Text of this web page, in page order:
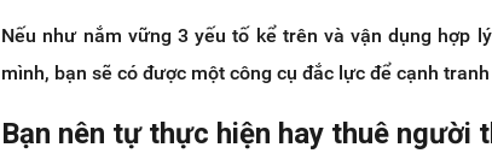
Nếu như nắm vững 3 yếu tố kể trên và vận dụng hợp
mình, bạn sẽ có được một công cụ đắc lực để cạnh
Bạn nên tự thực hiện hay thuê người